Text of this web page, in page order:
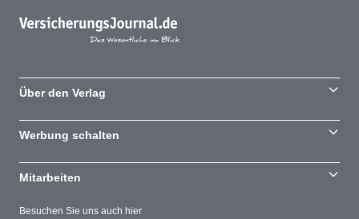
Besuchen Sie uns auch hier
Über den Verlag
Werbung schalten
Mitarbeiten